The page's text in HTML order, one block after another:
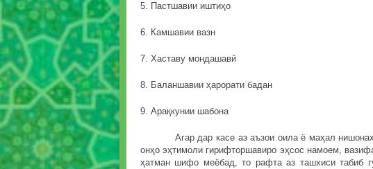
5. Пастшавии иштиҳо
6. Камшавии вазн
7. Хаставу мондашавӣ
8. Баланшавии ҳарорати бадан
9. Арақкунии шабона
Агар дар касе аз аъзои оила ё маҳал
онҳо эҳтимоли гирифторшавиро эҳсос намоем,
ҳатман шифо меёбад, то рафта аз ташхиси табиб